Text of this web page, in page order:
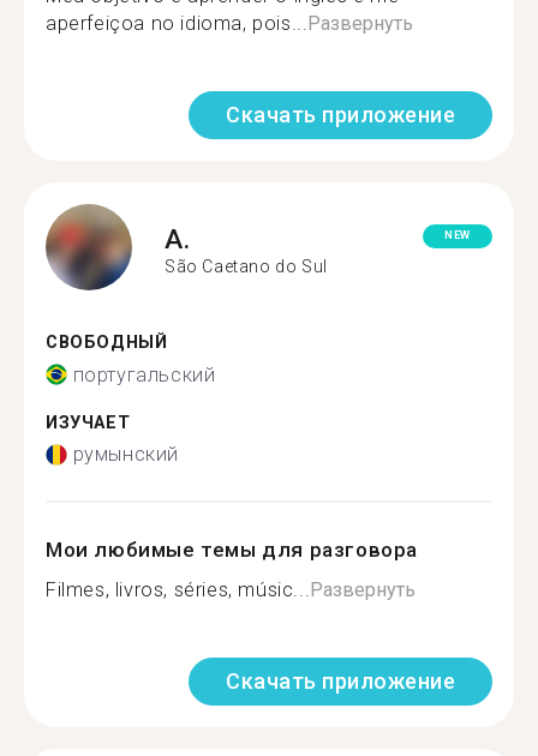
aperfeiçoa no idioma, pois...Развернуть
Скачать приложение
A.
São Caetano do Sul
NEW
СВОБОДНЫЙ
португальский
ИЗУЧАЕТ
румынский
Мои любимые темы для разговора
Filmes, livros, séries, músic...Развернуть
Скачать приложение